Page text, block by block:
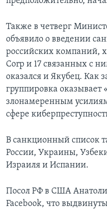
Также в четверг
объявило о введении
российских компаний,
Corp и 17 связанных с
оказался и Якубец. Как
группировка оказывает
злонамеренным
сфере
В санкционный список
России, Украины,
Израиля и Испании.
Посол РФ в США
Facebook, что